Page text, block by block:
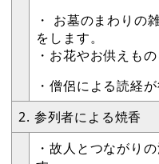
・ お墓のまわりの
をします。
・お花やお供えもの
・僧侶による読経
2. 参列者による焼香
・故人とつながり